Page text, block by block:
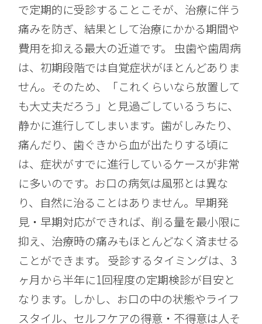
で定期的に受診することこそが、治療に伴う
痛みを防ぎ、結果として治療にかかる期間や
費用を抑える最大の近道です。 虫歯や歯周病
は、初期段階では自覚症状がほとんどありま
せん。そのため、「これくらいなら放置して
も大丈夫だろう」と見過ごしているうちに、
静かに進行してしまいます。歯がしみたり、
痛んだり、歯ぐきから血が出たりする頃に
は、症状がすでに進行しているケースが非常
に多いのです。お口の病気は風邪とは異な
り、自然に治ることはありません。早期発
見・早期対応ができれば、削る量を最小限に
抑え、治療時の痛みもほとんどなく済ませる
ことができます。 受診するタイミングは、3
ヶ月から半年に1回程度の定期検診が目安と
なります。しかし、お口の中の状態やライフ
スタイル、セルフケアの得意・不得意は人そ